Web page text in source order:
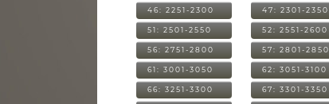
46: 2251-2300 47: 2301-2350
51: 2501-2550 52: 2551-2600
56: 2751-2800 57: 2801-2850
61: 3001-3050 62: 3051-3100
66: 3251-3300 67: 3301-3350